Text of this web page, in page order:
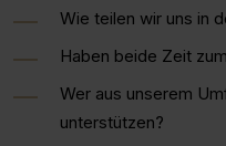
Wie teilen wir uns in
Haben beide Zeit
Wer aus unserem
unterstützen?